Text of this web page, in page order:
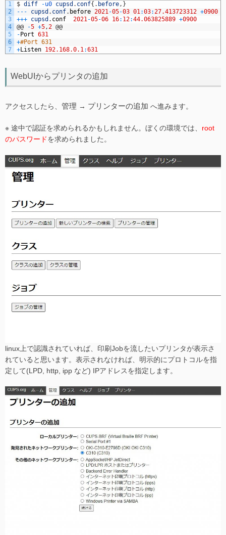
1
2
3
4
5
6
7
$ diff -u0 cupsd . conf{ . before, }
-- - cupsd . conf. before 2021-05-03 01:03:27.413723312 +0900
+++ cupsd . conf 2021-05-06 16: 12:44.063825889 +0900
@@ -5 +5,2 @@
- Port 631
+#Port 631
+Listen 192.168.0.1:631
WebUIからプリンタの追加
アクセスしたら、 管理 → プリンターの追加 へ進みます。
※ 途中で認証を求められるかもしれません。ぼくの環境では、 root
のパスワードを求められました。
linux上で認識されていれば、印刷Jobを流したいプリンタが表示さ
れていると思います。表示されなければ、明示的にプロトコルを指
定して(LPD, http, ipp など) IPアドレスを指定します。